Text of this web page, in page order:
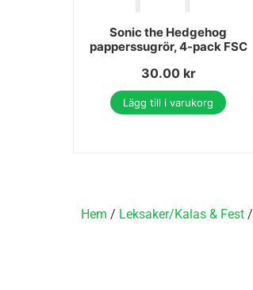
Sonic the Hedgehog
papperssugrör, 4-pack FSC
30.00 kr
Lägg till i varukorg
Hem / Leksaker/Kalas & Fest /